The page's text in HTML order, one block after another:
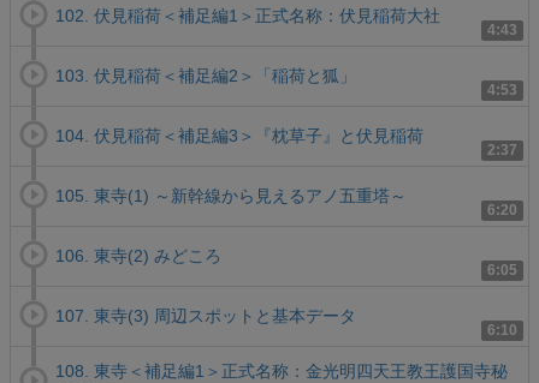
4:43
102. 伏見稲荷＜補足編1＞正式名称：伏見稲荷大社
4:53
103. 伏見稲荷＜補足編2＞「稲荷と狐」
2:37
104. 伏見稲荷＜補足編3＞『枕草子』と伏見稲荷
6:20
105. 東寺(1) ～新幹線から見えるアノ五重塔～
6:05
106. 東寺(2) みどころ
6:10
107. 東寺(3) 周辺スポットと基本データ
108. 東寺＜補足編1＞正式名称：金光明四天王教王護国寺秘